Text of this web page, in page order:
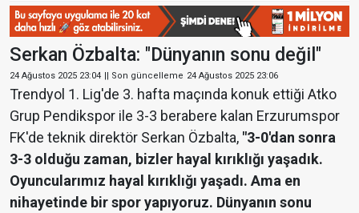
Serkan Özbalta: "Dünyanın sonu değil"
24 Ağustos 2025 23:04 || Son güncelleme 24 Ağustos 2025 23:06
Trendyol 1. Lig'de 3. hafta maçında konuk ettiği Atko
Grup Pendikspor ile 3-3 berabere kalan Erzurumspor
FK'de teknik direktör Serkan Özbalta, "3-0'dan sonra
3-3 olduğu zaman, bizler hayal kırıklığı yaşadık.
Oyuncularımız hayal kırıklığı yaşadı. Ama en
nihayetinde bir spor yapıyoruz. Dünyanın sonu